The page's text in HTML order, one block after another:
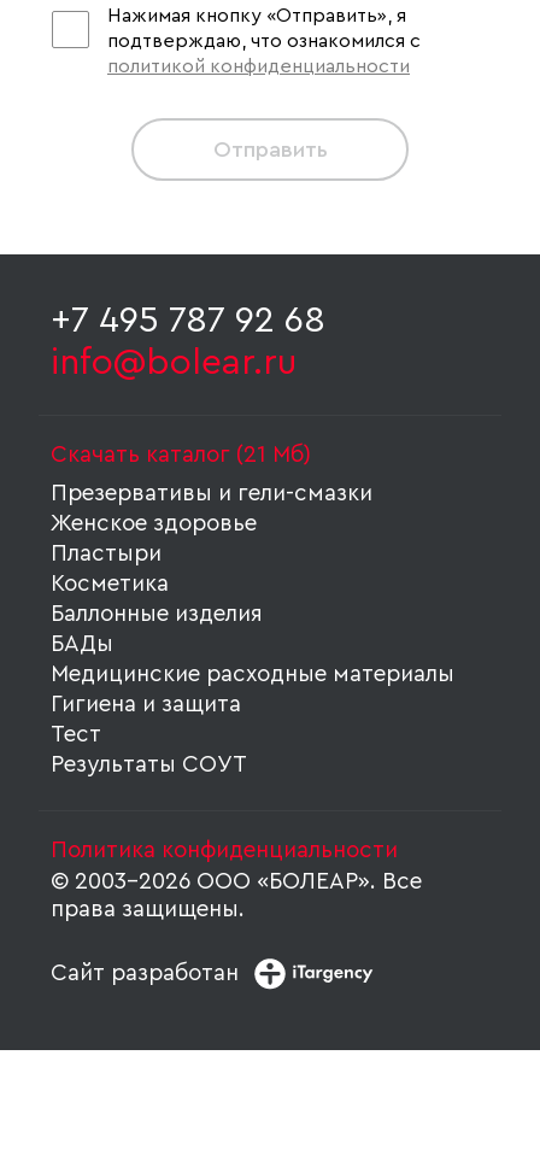
Нажимая кнопку «Отправить», я
подтверждаю, что ознакомился с
политикой конфиденциальности
Отправить
+7 495 787 92 68
info@bolear.ru
Скачать каталог (21 Мб)
Презервативы и гели-смазки
Женское здоровье
Пластыри
Косметика
Баллонные изделия
БАДы
Медицинские расходные материалы
Гигиена и защита
Тест
Результаты СОУТ
© 2003-2026 ООО «БОЛЕАР». Все
права защищены.
Политика конфиденциальности
Сайт разработан